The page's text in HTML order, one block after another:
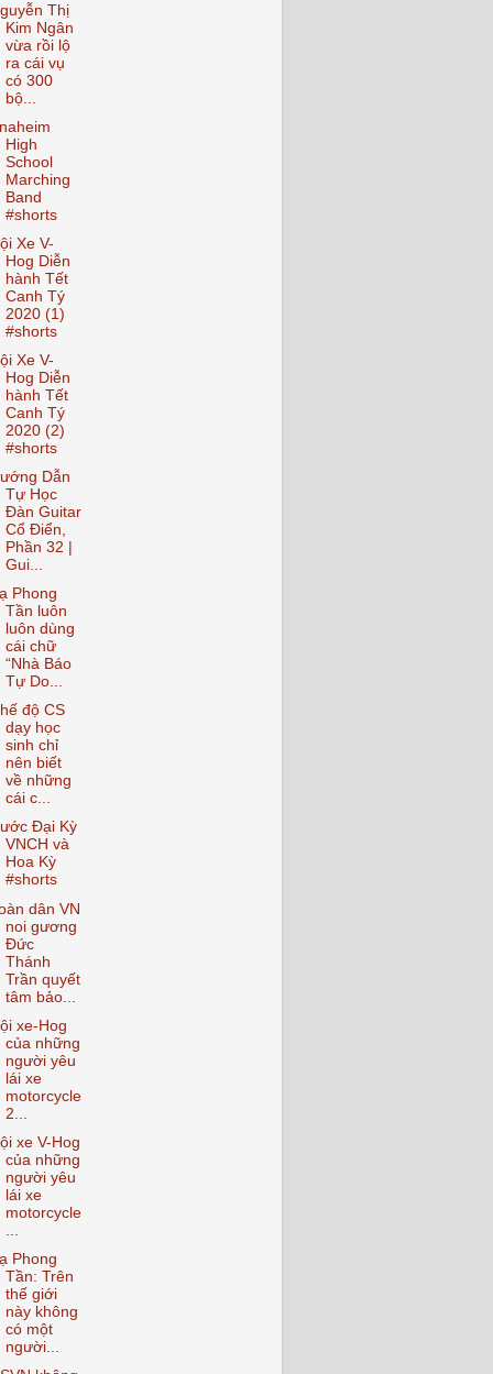
Thị
Kim Ngân
vừa rồi lộ
ra cái vụ
có 300
bộ...
High
School
Marching
Band
#shorts
Xe V-
Hog Diễn
hành Tết
Canh Tý
2020 (1)
#shorts
Xe V-
Hog Diễn
hành Tết
Canh Tý
2020 (2)
#shorts
Dẫn
Tự Học
Đàn Guitar
Cổ Điển,
Phần 32 |
Gui...
Phong
Tần luôn
luôn dùng
cái chữ
“Nhà Báo
Tự Do...
độ CS
dạy học
sinh chỉ
nên biết
về những
cái c...
Đại Kỳ
VNCH và
Hoa Kỳ
#shorts
dân VN
noi gương
Đức
Thánh
Trần quyết
tâm bảo...
xe-Hog
của những
người yêu
lái xe
motorcycle
2...
xe V-Hog
của những
người yêu
lái xe
motorcycle
Phong
Tần: Trên
thế giới
này không
có một
người...